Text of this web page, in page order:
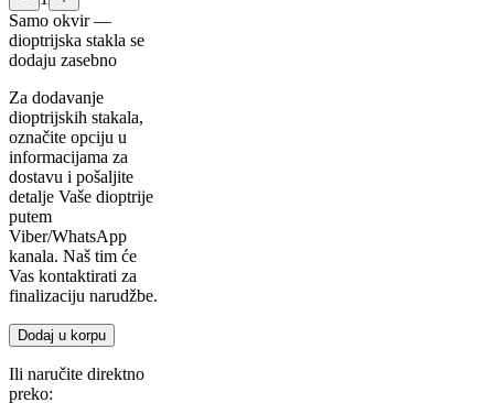
Samo okvir —
dioptrijska stakla se
dodaju zasebno
Za dodavanje
dioptrijskih stakala,
označite opciju u
informacijama za
dostavu i pošaljite
detalje Vaše dioptrije
putem
Viber/WhatsApp
kanala. Naš tim će
Vas kontaktirati za
finalizaciju narudžbe.
Dodaj u korpu
Ili naručite direktno
preko: